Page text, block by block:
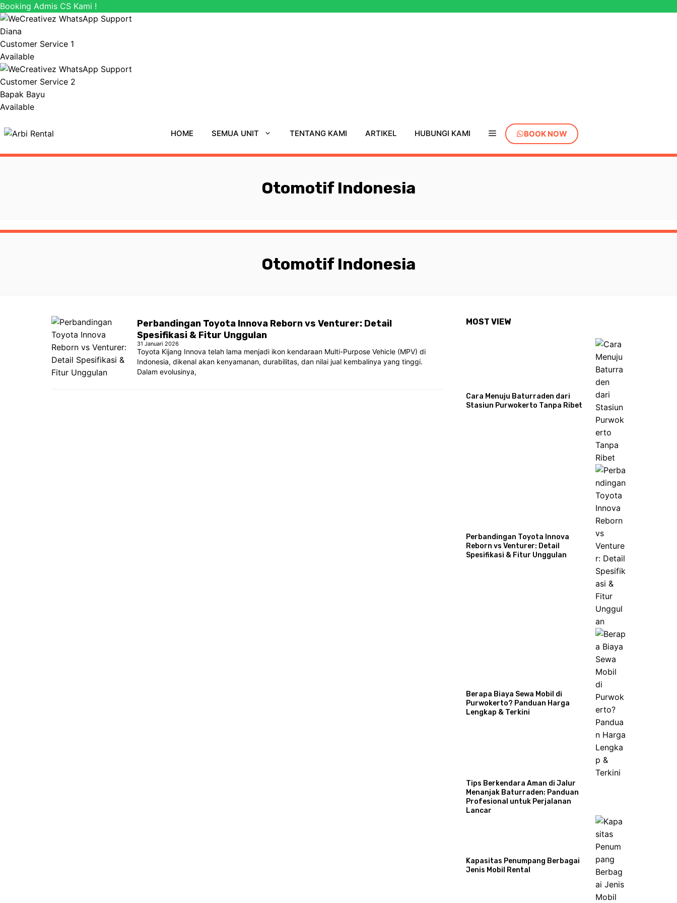
Booking Admis CS Kami !
Diana
Customer Service 1
Available
Customer Service 2
Bapak Bayu
Available
ke
BOOK NOW
HOME SEMUA UNIT TENTANG KAMI ARTIKEL HUBUNGI KAMI
Otomotif Indonesia
Otomotif Indonesia
Perbandingan Toyota Innova Reborn vs Venturer: Detail
Spesifikasi & Fitur Unggulan
31 Januari 2026
Toyota Kijang Innova telah lama menjadi ikon kendaraan Multi-Purpose Vehicle (MPV) di
Indonesia, dikenal akan kenyamanan, durabilitas, dan nilai jual kembalinya yang tinggi.
Dalam evolusinya,
MOST VIEW
Cara Menuju Baturraden dari
Stasiun Purwokerto Tanpa Ribet
Perbandingan Toyota Innova
Reborn vs Venturer: Detail
Spesifikasi & Fitur Unggulan
Berapa Biaya Sewa Mobil di
Purwokerto? Panduan Harga
Lengkap & Terkini
Tips Berkendara Aman di Jalur
Menanjak Baturraden: Panduan
Profesional untuk Perjalanan
Lancar
Kapasitas Penumpang Berbagai
Jenis Mobil Rental